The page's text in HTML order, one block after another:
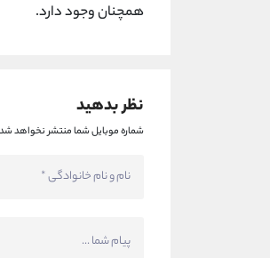
همچنان وجود دارد.
نظر بدهید
شماره موبایل شما منتشر نخواهد